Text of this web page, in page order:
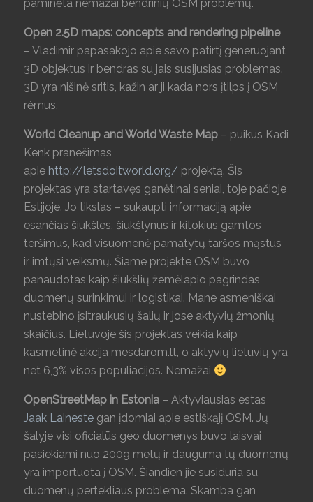
paminėta nemažai bendrinių OSM problemų.
Open 2.5D maps: concepts and rendering pipeline
– Vladimir papasakojo apie savo patirtį generuojant
3D objektus ir bendras su jais susijusias problemas.
3D yra nišinė sritis, kažin ar ji kada nors įtilps į OSM
rėmus.
World Cleanup and World Waste Map – puikus Kadi
Kenk pranešimas
apie http://letsdoitworld.org/ projektą. Šis
projektas yra startavęs ganėtinai seniai, toje pačioje
Estijoje. Jo tikslas – sukaupti informaciją apie
esančias šiukšles, šiukšlynus ir kitokius gamtos
teršimus, kad visuomenė pamatytų taršos mąstus
ir imtųsi veiksmų. Šiame projekte OSM buvo
panaudotas kaip šiukšlių žemėlapio pagrindas
duomenų surinkimui ir logistikai. Mane asmeniškai
nustebino įsitraukusių šalių ir jose aktyvių žmonių
skaičius. Lietuvoje šis projektas veikia kaip
kasmetinė akcija mesdarom.lt, o aktyvių lietuvių yra
net 6,3% visos populiacijos. Nemažai
OpenStreetMap in Estonia – Aktyviausias estas
Jaak Laineste gan įdomiai apie estiškąjį OSM. Jų
šalyje visi oficialūs geo duomenys buvo laisvai
pasiekiami nuo 2009 metų ir dauguma tų duomenų
yra importuota į OSM. Šiandien jie susiduria su
duomenų pertekliaus problema. Skamba gan